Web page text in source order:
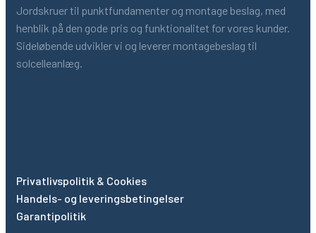
Jordskruer til punktfundamenter og montage beslag, med
henblik på den gode pris og funktionalitet for vores kunder.
Sideløbende udvikler vi og leverer montagebeslag til
solcelleanlæg.
Privatlivspolitik & Cookies
Handels- og leveringsbetingelser
Garantipolitik